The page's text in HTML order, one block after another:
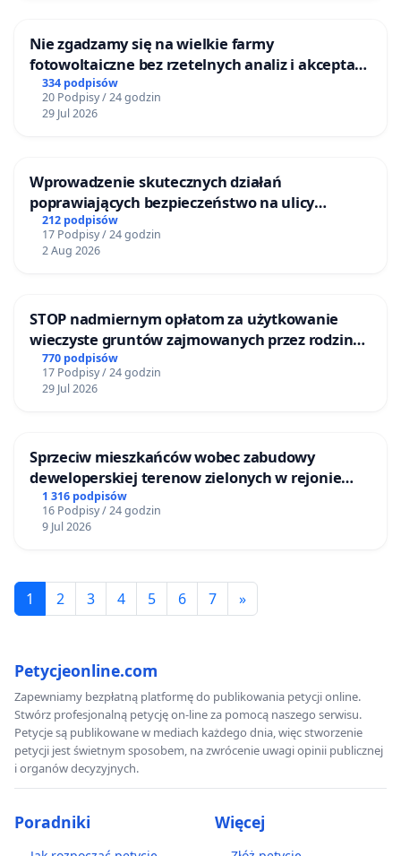
Nie zgadzamy się na wielkie farmy
fotowoltaiczne bez rzetelnych analiz i akceptacji
mieszkańców
334 podpisów
20 Podpisy / 24 godzin
29 Jul 2026
Wprowadzenie skutecznych działań
poprawiających bezpieczeństwo na ulicy
Żeromskiego w Otwocku
212 podpisów
17 Podpisy / 24 godzin
2 Aug 2026
STOP nadmiernym opłatom za użytkowanie
wieczyste gruntów zajmowanych przez rodzinne
ogrody działkowe.
770 podpisów
17 Podpisy / 24 godzin
29 Jul 2026
Sprzeciw mieszkańców wobec zabudowy
deweloperskiej terenow zielonych w rejonie
Bulwarów Straceńskich w Bielsku-Białej
1 316 podpisów
16 Podpisy / 24 godzin
9 Jul 2026
1 2 3 4 5 6 7 »
Petycjeonline.com
Zapewniamy bezpłatną platformę do publikowania petycji online.
Stwórz profesjonalną petycję on-line za pomocą naszego serwisu.
Petycje są publikowane w mediach każdego dnia, więc stworzenie
petycji jest świetnym sposobem, na zwrócenie uwagi opinii publicznej
i organów decyzyjnych.
Poradniki Więcej